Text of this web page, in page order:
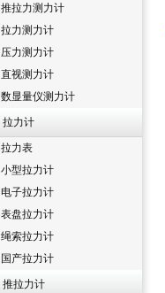
推拉力测力计
拉力测力计
压力测力计
直视测力计
数显量仪测力计
拉力计
拉力表
小型拉力计
电子拉力计
表盘拉力计
绳索拉力计
国产拉力计
推拉力计